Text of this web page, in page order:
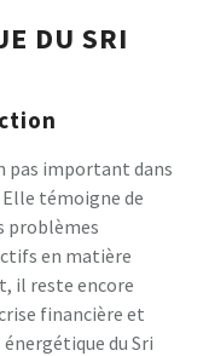
DU SRI
pas important dans
témoigne de
problèmes
en matière
il reste encore
financière et
du Sri